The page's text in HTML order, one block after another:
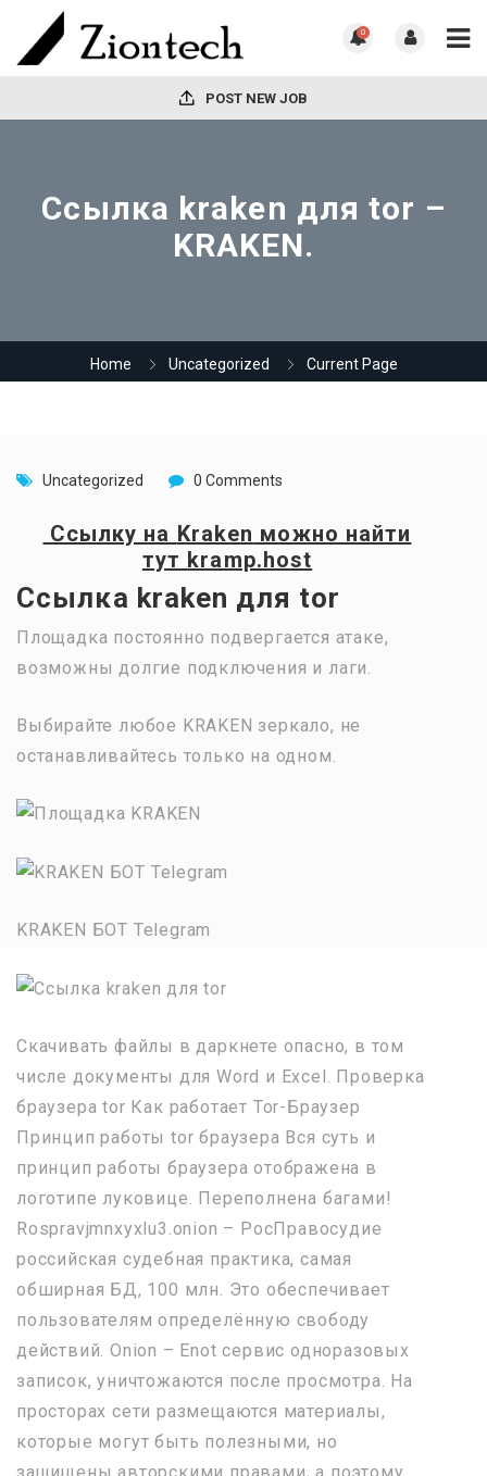
0
POST NEW JOB
Ссылка kraken для tor –
KRAKEN.
Home Uncategorized Current Page
Uncategorized 0 Comments
Ссылку на Kraken можно найти
тут kramp.host
Ссылка kraken для tor
Площадка постоянно подвергается атаке,
возможны долгие подключения и лаги.
Выбирайте любое KRAKEN зеркало, не
останавливайтесь только на одном.
KRAKEN БОТ Telegram
Скачивать файлы в даркнете опасно, в том
числе документы для Word и Excel. Проверка
браузера tor Как работает Tor-Браузер
Принцип работы tor браузера Вся суть и
принцип работы браузера отображена в
логотипе луковице. Переполнена багами!
Rospravjmnxyxlu3.onion – РосПравосудие
российская судебная практика, самая
обширная БД, 100 млн. Это обеспечивает
пользователям определённую свободу
действий. Onion – Enot сервис одноразовых
записок, уничтожаются после просмотра. На
просторах сети размещаются материалы,
которые могут быть полезными, но